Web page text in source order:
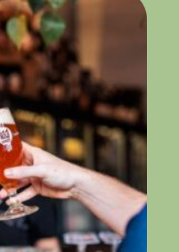
het groen van